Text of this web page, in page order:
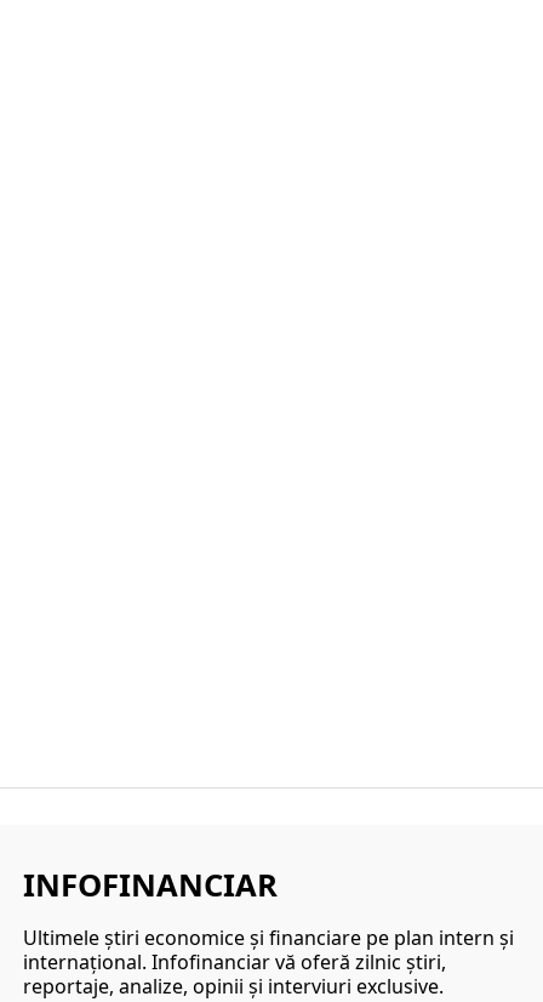
INFOFINANCIAR
Ultimele ştiri economice şi financiare pe plan intern şi
internaţional. Infofinanciar vă oferă zilnic ştiri,
reportaje, analize, opinii şi interviuri exclusive.